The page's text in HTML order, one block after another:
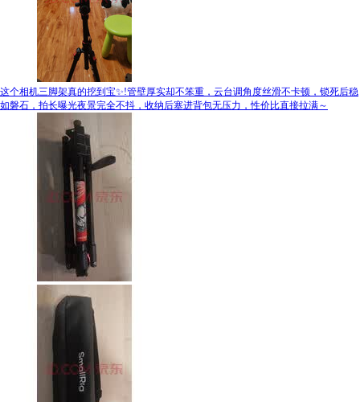
这个相机三脚架真的挖到宝✨!管壁厚实却不笨重，云台调角度丝滑不卡顿，锁死后稳
如磐石，拍长曝光夜景完全不抖，收纳后塞进背包无压力，性价比直接拉满～